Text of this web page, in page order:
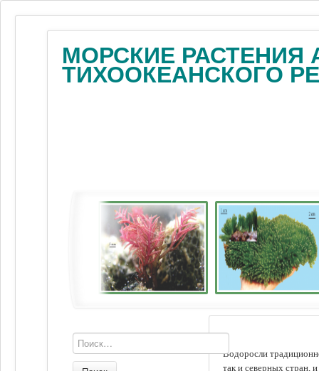
МОРСКИЕ РАСТЕНИЯ
ТИХООКЕАНСКОГО
Водоросли
так и северных стран,